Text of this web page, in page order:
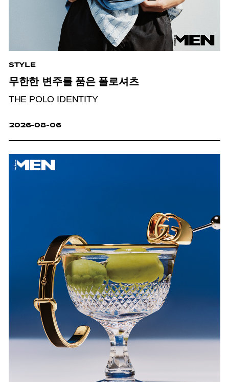
STYLE
무한한 변주를 품은 폴로셔츠
THE POLO IDENTITY
2026-08-06